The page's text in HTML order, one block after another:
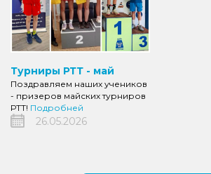
Турниры РТТ - май
Поздравляем наших учеников
- призеров майских турниров
РТТ! Подробней
26.05.2026